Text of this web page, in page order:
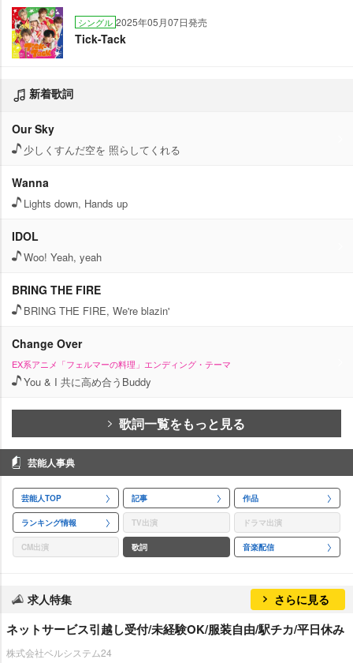
シングル 2025年05月07日発売
Tick-Tack
新着歌詞
Our Sky
少しくすんだ空を 照らしてくれる
Wanna
Lights down, Hands up
IDOL
Woo! Yeah, yeah
BRING THE FIRE
BRING THE FIRE, We're blazin'
Change Over
EX系アニメ「フェルマーの料理」エンディング・テーマ
You & I 共に高め合うBuddy
歌詞一覧をもっと見る
芸能人事典
芸能人TOP 記事 作品
ランキング情報 TV出演 ドラマ出演
CM出演 歌詞 音楽配信
求人特集 さらに見る
ネットサービス引越し受付/未経験OK/服装自由/駅チカ/平日休み
株式会社ベルシステム24